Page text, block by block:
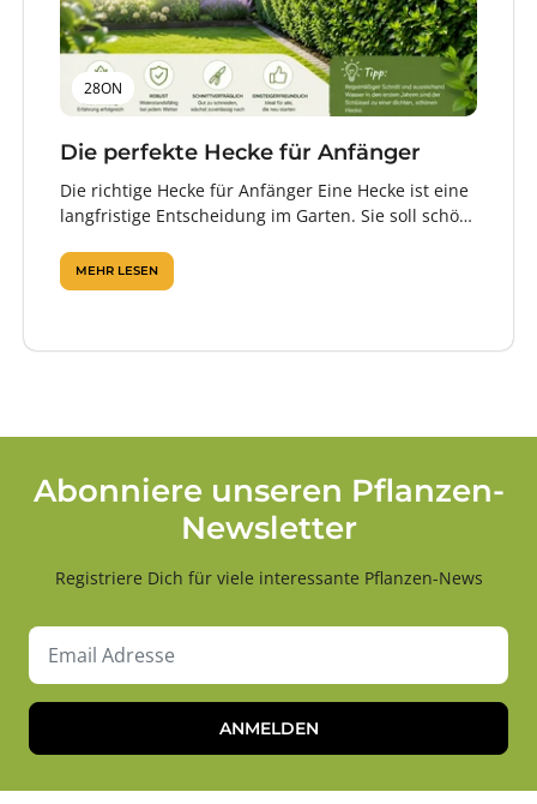
28ON
Die perfekte Hecke für Anfänger
Die richtige Hecke für Anfänger Eine Hecke ist eine
langfristige Entscheidung im Garten. Sie soll schön
MEHR LESEN
Abonniere unseren Pflanzen-
Newsletter
Registriere Dich für viele interessante Pflanzen-News
ANMELDEN